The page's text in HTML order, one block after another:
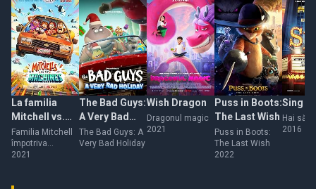
La familia
Mitchell vs.
las máquinas
Familia Mitchell
împotriva
roboţilor
2021
The Bad Guys:
A Very Bad
Holiday
The Bad Guys: A
Very Bad Holiday
Wish Dragon
Dragonul magic
2021
Puss in Boots:
The Last Wish
Puss in Boots:
The Last Wish
2022
Sing
Hai să
2016